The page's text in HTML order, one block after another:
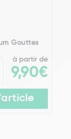
Gouttes
à partir de
9,90€